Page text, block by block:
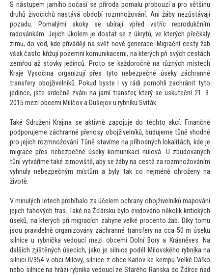
S nástupem jarního počasí se příroda pomalu probouzí a pro většinu
druhů živočichů nastává období rozmnožování. Ani žáby nezůstávají
pozadu. Pomalými skoky se ubírají vpřed vstříc reprodukčním
radovánkám. Jejich úkolem je dostat se z úkrytů, ve kterých přečkaly
zimu, do vod, kde přivádějí na svět nové generace. Migrační cesty žab
však často křižují pozemní komunikacemi, na kterých při svých cestách
zemřou až stovky jedinců. Proto se každoročně na různých místech
Kraje Vysočina organizují přes tyto nebezpečné úseky záchranné
transfery obojživelníků. Pokud byste i vy rádi pomohli zachránit tyto
jedince, jste srdečně zváni na jarní transfer, který se uskuteční 21. 3.
2015 mezi obcemi Milíčov a Dušejov u rybníku Sviták.
Také Sdružení Krajina se aktivně zapojuje do těchto akcí. Finančně
podporujeme záchranné přenosy obojživelníků, budujeme tůně vhodné
pro jejich rozmnožování. Tůně stavíme na příhodných lokalitách, kde je
migrace přes nebezpečné úseky komunikací nulová. U zbudovaných
tůní vytváříme také zimoviště, aby se žáby na cestě za rozmnožováním
vyhnuly nebezpečným místům a byly tak co nejméně ohroženy na
životě.
V minulých letech probíhalo za účelem ochrany obojživelníků mapování
jejich tahových tras. Také na Žďársku bylo evidováno několik kritických
úseků, na kterých při migracích zahyne velké procento žab. Díky tomu
jsou pravidelně organizovány záchranné transfery na cca 50 m úseku
silnice u rybníčka vedoucí mezi obcemi Dolní Bory a Krásněves. Na
dalších zjištěných úsecích, jako je silnice podél Milovského rybníka na
silnici II/354 v obci Milovy, silnice z obce Karlov ke kempu Velké Dářko
nebo silnice na hrázi rybníka vedoucí ze Starého Ranska do Ždírce nad